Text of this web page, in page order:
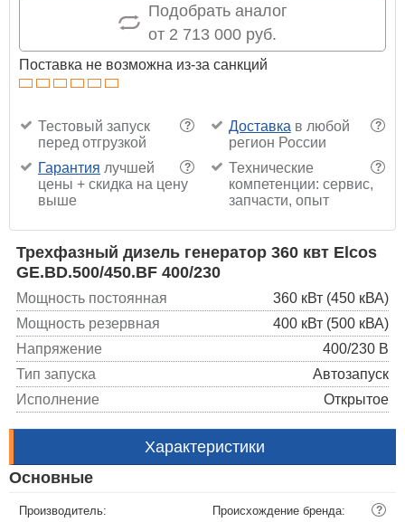
Подобрать аналог
от 2 713 000 руб.
Поставка не возможна из-за санкций
?
Тестовый запуск
перед отгрузкой
?
Доставка в любой
регион России
?
Гарантия лучшей
цены + скидка на цену
выше
?
Технические
компетенции: сервис,
запчасти, опыт
Трехфазный дизель генератор 360 квт Elcos
GE.BD.500/450.BF 400/230
Мощность постоянная
360 кВт (450 кВА)
Мощность резервная
400 кВт (500 кВА)
Напряжение
400/230 В
Тип запуска
Автозапуск
Исполнение
Открытое
Характеристики
Основные
Производитель: Происхождение бренда: ?